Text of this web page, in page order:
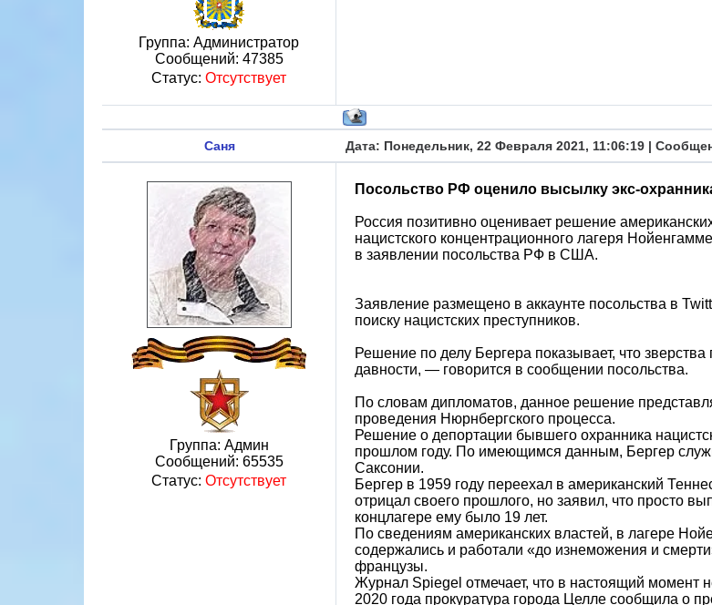
Группа: Администратор
Сообщений: 47385
Статус: Отсутствует
Саня Дата: Понедельник, 22 Февраля 2021, 11:06:19 |
Группа: Админ
Сообщений: 65535
Статус: Отсутствует
Посольство РФ оценило высылку экс-
Россия позитивно оценивает решение
нацистского концентрационного лагеря
в заявлении посольства РФ в США.
Заявление размещено в аккаунте посольства в
поиску нацистских преступников.
Решение по делу Бергера показывает, что
давности, — говорится в сообщении посольства.
По словам дипломатов, данное решение
проведения Нюрнбергского процесса.
Решение о депортации бывшего охранника
прошлом году. По имеющимся данным, Бергер
Саксонии.
Бергер в 1959 году переехал в американский
отрицал своего прошлого, но заявил, что просто
концлагере ему было 19 лет.
По сведениям американских властей, в лагере
содержались и работали «до изнеможения и
французы.
Журнал Spiegel отмечает, что в настоящий момент
2020 года прокуратура города Целле сообщила о